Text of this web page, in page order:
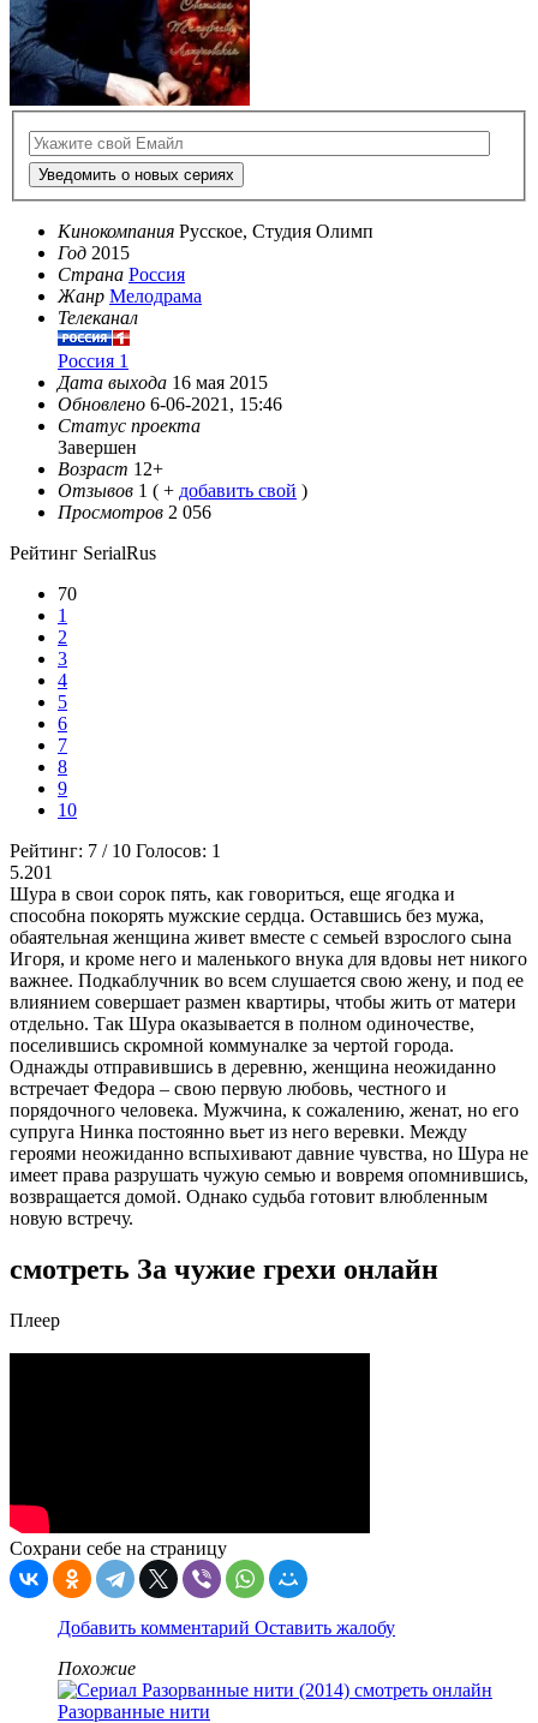
Уведомить о новых сериях
Кинокомпания Русское, Студия Олимп
Год 2015
Страна Россия
Жанр Мелодрама
Телеканал
Россия 1
Дата выхода 16 мая 2015
Обновлено 6-06-2021, 15:46
Статус проекта
Завершен
Возраст 12+
Отзывов 1 ( + добавить свой )
Просмотров 2 056
Рейтинг SerialRus
70
1
2
3
4
5
6
7
8
9
10
Рейтинг: 7 / 10 Голосов: 1
5.201
Шура в свои сорок пять, как говориться, еще ягодка и
способна покорять мужские сердца. Оставшись без мужа,
обаятельная женщина живет вместе с семьей взрослого сына
Игоря, и кроме него и маленького внука для вдовы нет никого
важнее. Подкаблучник во всем слушается свою жену, и под ее
влиянием совершает размен квартиры, чтобы жить от матери
отдельно. Так Шура оказывается в полном одиночестве,
поселившись скромной коммуналке за чертой города.
Однажды отправившись в деревню, женщина неожиданно
встречает Федора – свою первую любовь, честного и
порядочного человека. Мужчина, к сожалению, женат, но его
супруга Нинка постоянно вьет из него веревки. Между
героями неожиданно вспыхивают давние чувства, но Шура не
имеет права разрушать чужую семью и вовремя опомнившись,
возвращается домой. Однако судьба готовит влюбленным
новую встречу.
смотреть За чужие грехи онлайн
Плеер
Сохрани себе на страницу
Добавить комментарий Оставить жалобу
Похожие
Разорванные нити